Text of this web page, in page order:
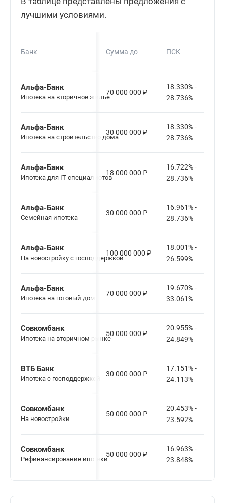
лучшими условиями.
Банк Сумма до ПСК
Альфа-Банк
Ипотека на вторичное жилье
70 000 000 ₽
18.330% -
28.736%
Альфа-Банк
Ипотека на строительство дома
30 000 000 ₽
18.330% -
28.736%
Альфа-Банк
Ипотека для IT-специалистов
18 000 000 ₽
16.722% -
28.736%
Альфа-Банк
Семейная ипотека
30 000 000 ₽
16.961% -
28.736%
Альфа-Банк
На новостройку с господдержкой
100 000 000 ₽
18.001% -
26.599%
Альфа-Банк
Ипотека на готовый дом
70 000 000 ₽
19.670% -
33.061%
Совкомбанк
Ипотека на вторичном рынке
50 000 000 ₽
20.955% -
24.849%
ВТБ Банк
Ипотека с господдержкой
30 000 000 ₽
17.151% -
24.113%
Совкомбанк
На новостройки
50 000 000 ₽
20.453% -
23.592%
Совкомбанк
Рефинансирование ипотеки
50 000 000 ₽
16.963% -
23.848%